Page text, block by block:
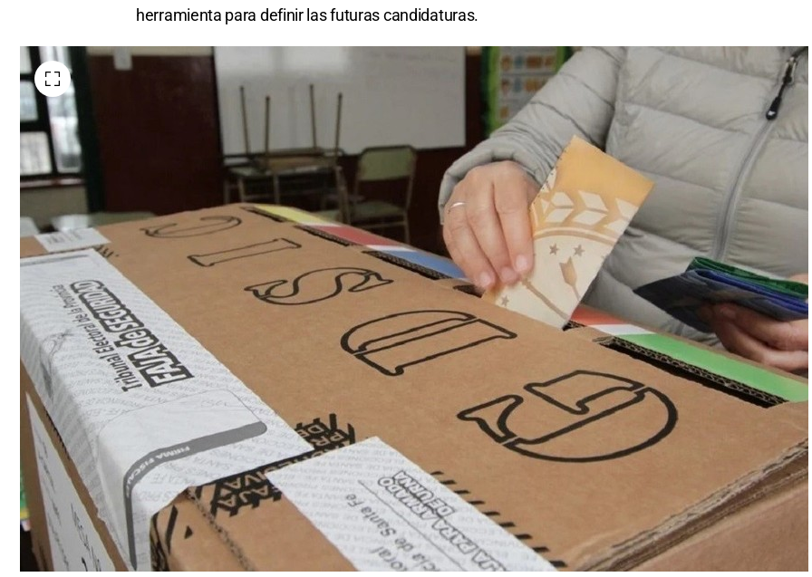
herramienta para definir las futuras candidaturas.